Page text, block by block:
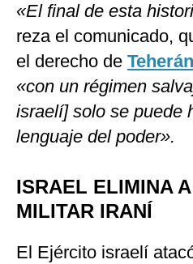
«El final de esta
reza el comunicado,
el derecho de Teherán
«con un régimen
israelí] solo se puede
lenguaje del poder».
ISRAEL ELIMINA
MILITAR IRANÍ
El Ejército israelí